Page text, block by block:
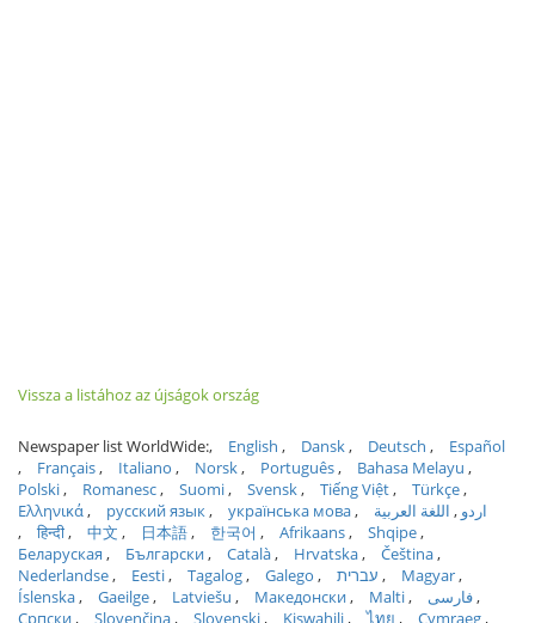
Vissza a listához az újságok ország
Newspaper list WorldWide: English Dansk Deutsch
Español
Français
Italiano Norsk Português
Bahasa Melayu
Polski
Romanesc Suomi Svensk Tiếng Việt
Türkçe
Ελληνικά
русский язык українська мова اردو
اللغة العربية
हिन्दी
中文 日本語 한국어 Afrikaans
Shqipe
Беларуская
Български Català Hrvatska
Čeština
Nederlandse
Eesti Tagalog Galego עברית
Magyar
Íslenska
Gaeilge Latviešu Македонски Malti
فارسی
Српски
Slovenčina Slovenski Kiswahili ไทย Cymraeg